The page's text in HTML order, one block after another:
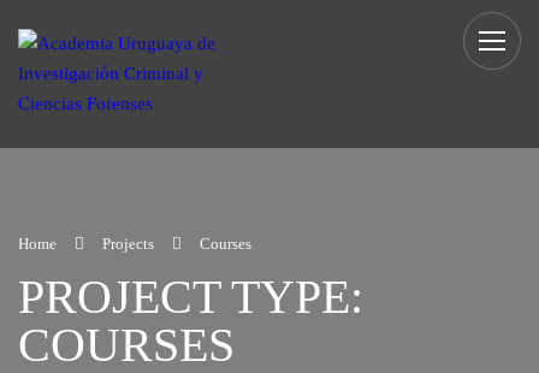
Home Projects Courses
PROJECT TYPE:
COURSES